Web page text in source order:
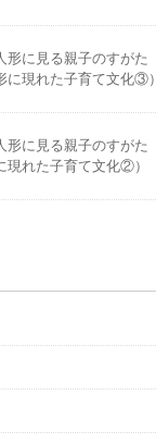
形に見る親子のすがた
現れた子育て文化③）
形に見る親子のすがた
現れた子育て文化②）